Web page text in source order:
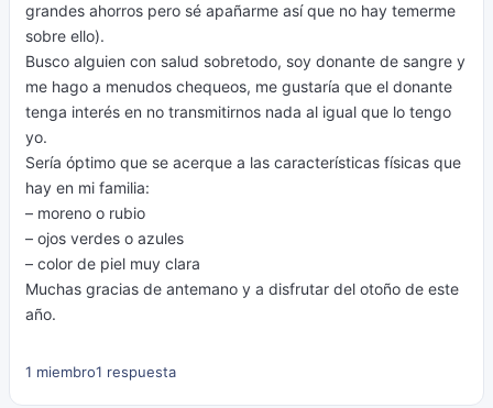
grandes ahorros pero sé apañarme así que no hay temerme
sobre ello).
Busco alguien con salud sobretodo, soy donante de sangre y
me hago a menudos chequeos, me gustaría que el donante
tenga interés en no transmitirnos nada al igual que lo tengo
yo.
Sería óptimo que se acerque a las características físicas que
hay en mi familia:
– moreno o rubio
– ojos verdes o azules
– color de piel muy clara
Muchas gracias de antemano y a disfrutar del otoño de este
año.
1 miembro1 respuesta